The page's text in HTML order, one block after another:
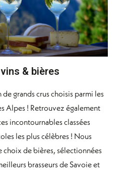
& bières
grands crus choisis parmi les
Alpes ! Retrouvez également
incontournables classées
les plus célèbres ! Nous
choix de bières, sélectionnées
brasseurs de Savoie et